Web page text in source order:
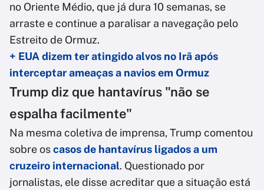
no Oriente Médio, que já dura 10 semanas, se
arraste e continue a paralisar a navegação pelo
Estreito de Ormuz.
+ EUA dizem ter atingido alvos no Irã após
interceptar ameaças a navios em Ormuz
Trump diz que hantavírus "não se
espalha facilmente"
Na mesma coletiva de imprensa, Trump comentou
sobre oscasos de hantavírus ligados a um
cruzeiro internacional. Questionado por
jornalistas, ele disse acreditar que a situação está